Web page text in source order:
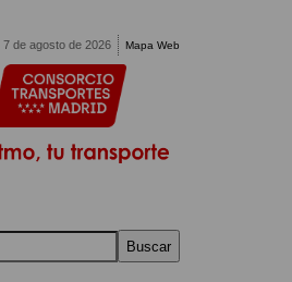
de agosto de 2026 Mapa Web
Buscar